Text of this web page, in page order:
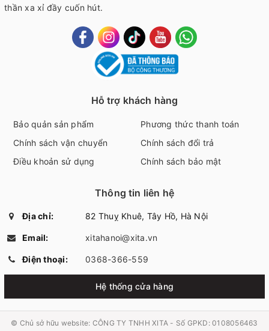
thần xa xỉ đầy cuốn hút.
Hỗ trợ khách hàng
Bảo quản sản phẩm
Phương thức thanh toán
Chính sách vận chuyển
Chính sách đổi trả
Điều khoản sử dụng
Chính sách bảo mật
Thông tin liên hệ
Địa chỉ: 82 Thuỵ Khuê, Tây Hồ, Hà Nội
Email: xitahanoi@xita.vn
Điện thoại: 0368-366-559
Hệ thống cửa hàng
© Chủ sở hữu website: CÔNG TY TNHH XITA - Số GPKD: 0108056463